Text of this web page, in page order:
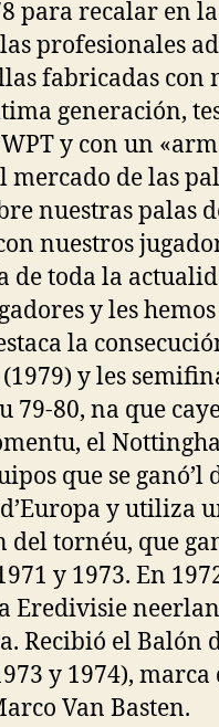
para recalar en
profesionales
fabricadas con
generación,
y con un
de las
nuestras palas
nuestros
de toda la
y les
la
y les
79-80, na que
el
que se
y utiliza
tornéu, que
y 1973. En
Recibió el Balón
y 1974),
Van Basten.